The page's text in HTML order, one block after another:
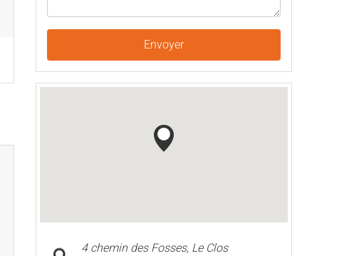
Envoyer
4 chemin des Fosses, Le Clos